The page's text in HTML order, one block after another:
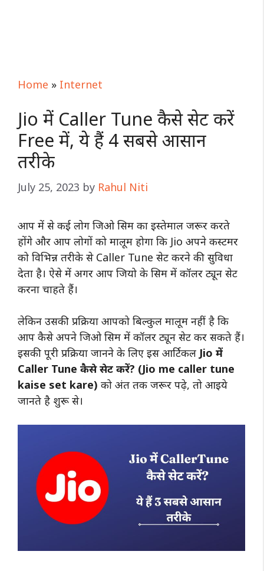
Home » Internet
Jio में Caller Tune कैसे सेट करें
Free में, ये हैं 4 सबसे आसान
तरीके
July 25, 2023 by Rahul Niti
आप में से कई लोग जिओ सिम का इस्तेमाल जरूर करते
होंगे और आप लोगों को मालूम होगा कि Jio अपने कस्टमर
को विभिन्न तरीके से Caller Tune सेट करने की सुविधा
देता है। ऐसे में अगर आप जियो के सिम में कॉलर ट्यून सेट
करना चाहते हैं।
लेकिन उसकी प्रक्रिया आपको बिल्कुल मालूम नहीं है कि
आप कैसे अपने जिओ सिम में कॉलर ट्यून सेट कर सकते हैं।
इसकी पूरी प्रक्रिया जानने के लिए इस आर्टिकल Jio में
Caller Tune कैसे सेट करें? (Jio me caller tune
kaise set kare) को अंत तक जरूर पढ़े, तो आइये
जानते है शुरू से।